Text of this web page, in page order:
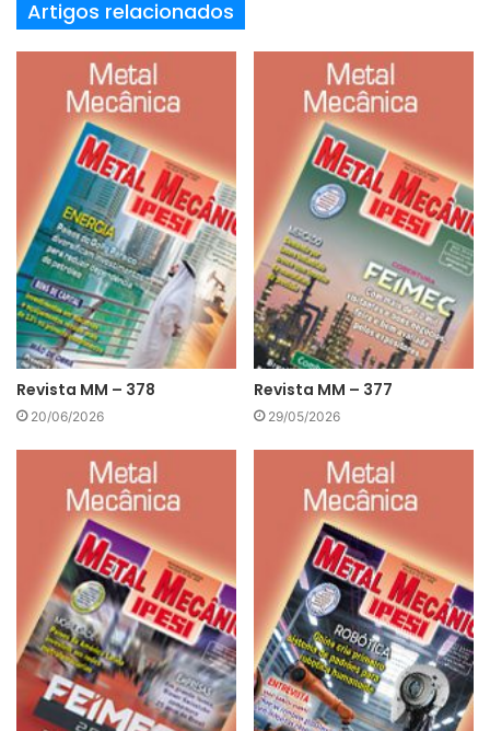
Artigos relacionados
Revista MM – 378
20/06/2026
Revista MM – 377
29/05/2026